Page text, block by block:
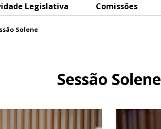
Legislativa Comissões
Solene
Sessão Solene